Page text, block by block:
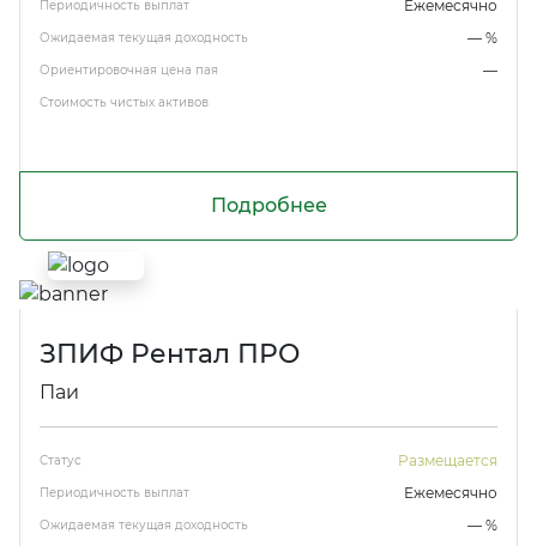
Периодичность выплат Ежемесячно
Ожидаемая текущая доходность — %
Ориентировочная цена пая —
Стоимость чистых активов
Подробнее
ЗПИФ Рентал ПРО
Паи
Статус Размещается
Периодичность выплат Ежемесячно
Ожидаемая текущая доходность — %